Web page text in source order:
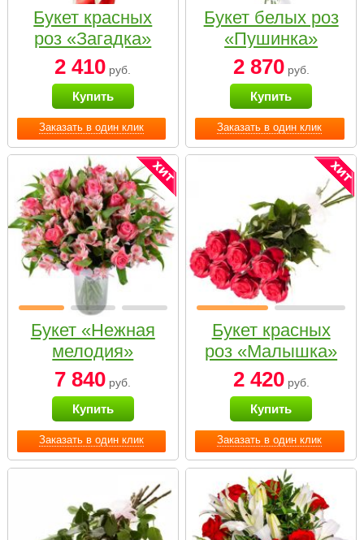
Заказать в один клик
Букет красных
роз «Загадка»
2 410 руб.
Купить
Заказать в один клик
Букет белых роз
«Пушинка»
2 870руб.
Купить
Заказать в один клик
Букет «Нежная
мелодия»
7 840 руб.
Купить
Заказать в один клик
Букет красных
роз «Малышка»
2 420руб.
Купить